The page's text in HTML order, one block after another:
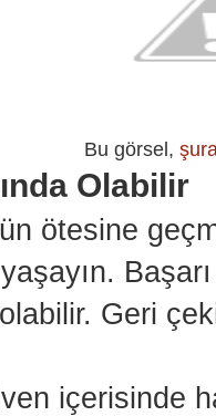
Bu görsel,
Olabilir
ötesine
Geri
içerisinde